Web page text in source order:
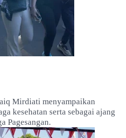
Mirdiati menyampaikan
kesehatan serta sebagai ajang
Pagesangan.